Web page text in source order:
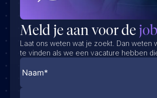
Meld je aan voor de
Laat ons weten wat je zoekt. Dan weten
te vinden als we een vacature hebben